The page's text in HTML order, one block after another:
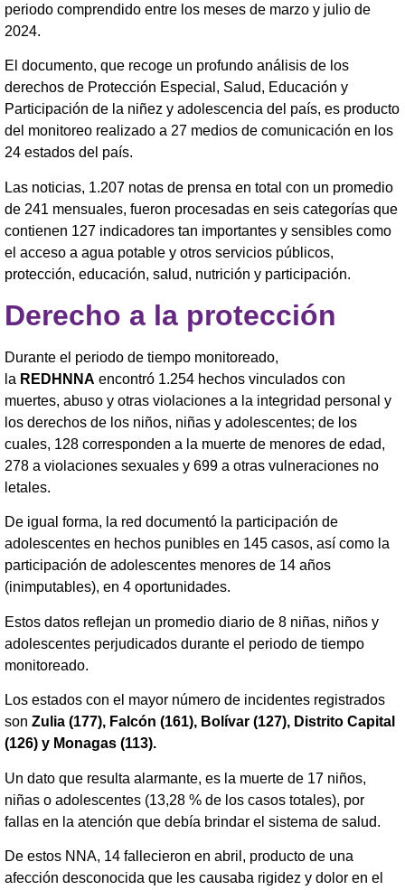
periodo comprendido entre los meses de marzo y julio de
2024.
El documento, que recoge un profundo análisis de los
derechos de Protección Especial, Salud, Educación y
Participación de la niñez y adolescencia del país, es producto
del monitoreo realizado a 27 medios de comunicación en los
24 estados del país.
Las noticias, 1.207 notas de prensa en total con un promedio
de 241 mensuales, fueron procesadas en seis categorías que
contienen 127 indicadores tan importantes y sensibles como
el acceso a agua potable y otros servicios públicos,
protección, educación, salud, nutrición y participación.
Derecho a la protección
Durante el periodo de tiempo monitoreado,
la REDHNNA encontró 1.254 hechos vinculados con
muertes, abuso y otras violaciones a la integridad personal y
los derechos de los niños, niñas y adolescentes; de los
cuales, 128 corresponden a la muerte de menores de edad,
278 a violaciones sexuales y 699 a otras vulneraciones no
letales.
De igual forma, la red documentó la participación de
adolescentes en hechos punibles en 145 casos, así como la
participación de adolescentes menores de 14 años
(inimputables), en 4 oportunidades.
Estos datos reflejan un promedio diario de 8 niñas, niños y
adolescentes perjudicados durante el periodo de tiempo
monitoreado.
Los estados con el mayor número de incidentes registrados
son Zulia (177), Falcón (161), Bolívar (127), Distrito Capital
(126) y Monagas (113).
Un dato que resulta alarmante, es la muerte de 17 niños,
niñas o adolescentes (13,28 % de los casos totales), por
fallas en la atención que debía brindar el sistema de salud.
De estos NNA, 14 fallecieron en abril, producto de una
afección desconocida que les causaba rigidez y dolor en el